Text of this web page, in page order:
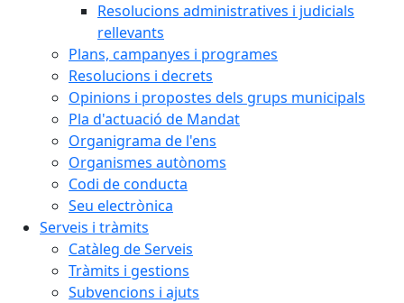
Resolucions administratives i judicials
rellevants
Plans, campanyes i programes
Resolucions i decrets
Opinions i propostes dels grups municipals
Pla d'actuació de Mandat
Organigrama de l'ens
Organismes autònoms
Codi de conducta
Seu electrònica
Serveis i tràmits
Catàleg de Serveis
Tràmits i gestions
Subvencions i ajuts